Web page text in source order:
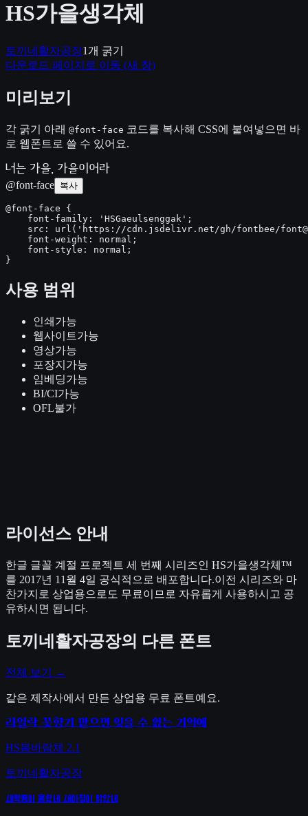
HS가을생각체
토끼네활자공장1 개 굵기
다운로드 페이지로 이동 (새 창)
미리보기
각 굵기 아래 @font-face 코드를 복사해 CSS에 붙여넣으면 바
로 웹폰트로 쓸 수 있어요.
너는 가을, 가을이어라
@font-face 복사
@font-face {
    font-family: 'HSGaeulsenggak';
src: url('https://cdn.jsdelivr.net/gh/fontbee/
    font-weight: normal;
    font-style: normal;
}
사용 범위
인쇄 가능
웹사이트가능
영상가능
포장지 가능
임베딩가능
BI/CI가능
OFL불가
라이선스 안내
한글 글꼴 계절 프로젝트 세 번째 시리즈인 HS가을생각체™
를 2017년 11월 4일 공식적으로 배포합니다.이전 시리즈와 마
찬가지로 상업용으로도 무료이므로 자유롭게 사용하시고 공
유하시면 됩니다.
토끼네활자공장의 다른 폰트
전체 보기 →
같은 제작사에서 만든 상업용 무료 폰트예요.
라일락 꽃향기 맡으면 잊을 수 없는 기억에
HS봄바람체 2.1
토끼네활자공장
새벽종이 울렸네 새아침이 밝았네